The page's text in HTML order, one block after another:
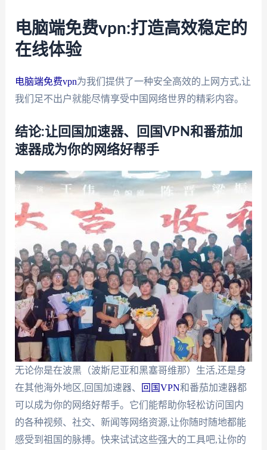
电脑端免费vpn:打造高效稳定的
在线体验
电脑端免费vpn为我们提供了一种安全高效的上网方式,让
我们足不出户就能尽情享受中国网络世界的精彩内容。
结论:让回国加速器、回国VPN和番茄加
速器成为你的网络好帮手
无论你是在波黑（波斯尼亚和黑塞哥维那）生活,还是身
在其他海外地区,回国加速器、
回国VPN和番茄加速器都
可以成为你的网络好帮手。它们能帮助你轻松访问国内
的各种视频、社交、新闻等网络资源,让你随时随地都能
感受到祖国的脉搏。快来试试这些强大的工具吧,让你的